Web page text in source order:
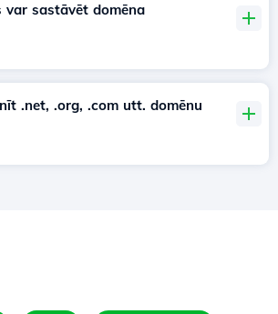
var sastāvēt domēna
.net, .org, .com utt. domēnu